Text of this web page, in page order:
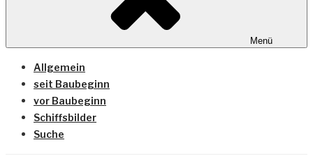
Menü
Allgemein
seit Baubeginn
vor Baubeginn
Schiffsbilder
Suche